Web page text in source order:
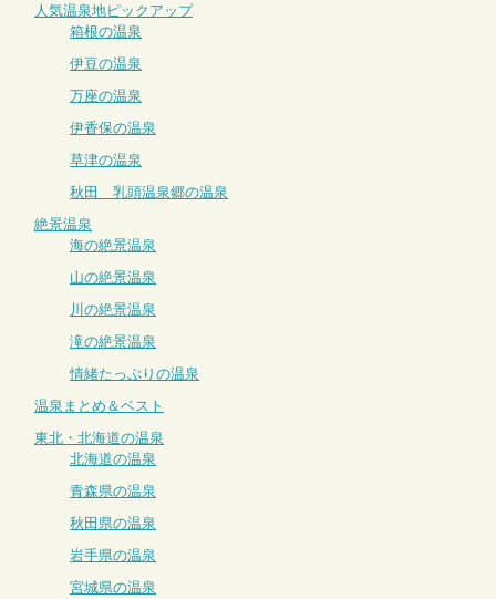
人気温泉地ピックアップ
箱根の温泉
伊豆の温泉
万座の温泉
伊香保の温泉
草津の温泉
秋田 乳頭温泉郷の温泉
絶景温泉
海の絶景温泉
山の絶景温泉
川の絶景温泉
滝の絶景温泉
情緒たっぷりの温泉
温泉まとめ＆ベスト
東北・北海道の温泉
北海道の温泉
青森県の温泉
秋田県の温泉
岩手県の温泉
宮城県の温泉